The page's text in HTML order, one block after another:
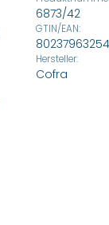
6873/42
GTIN/EAN:
Hersteller:
Cofra